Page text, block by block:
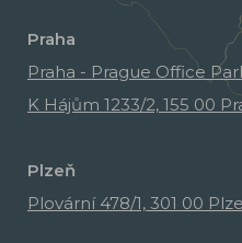
Praha
Praha - Prague Office
K Hájům 1233/2, 155 00
Plzeň
Plovární 478/1, 301 00